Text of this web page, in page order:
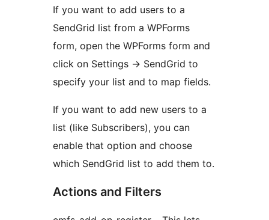
If you want to add users to a
SendGrid list from a WPForms
form, open the WPForms form and
click on Settings -> SendGrid to
specify your list and to map fields.
If you want to add new users to a
list (like Subscribers), you can
enable that option and choose
which SendGrid list to add them to.
Actions and Filters